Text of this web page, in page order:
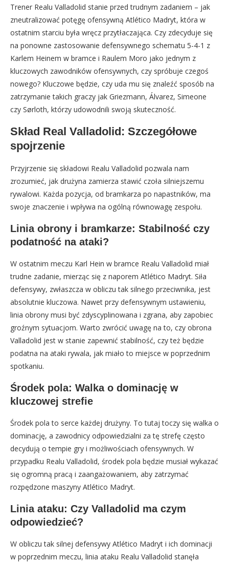
Trener Realu Valladolid stanie przed trudnym zadaniem – jak
zneutralizować potęgę ofensywną Atlético Madryt, która w
ostatnim starciu była wręcz przytłaczająca. Czy zdecyduje się
na ponowne zastosowanie defensywnego schematu 5-4-1 z
Karlem Heinem w bramce i Raulem Moro jako jednym z
kluczowych zawodników ofensywnych, czy spróbuje czegoś
nowego? Kluczowe będzie, czy uda mu się znaleźć sposób na
zatrzymanie takich graczy jak Griezmann, Álvarez, Simeone
czy Sørloth, którzy udowodnili swoją skuteczność.
Skład Real Valladolid: Szczegółowe
spojrzenie
Przyjrzenie się składowi Realu Valladolid pozwala nam
zrozumieć, jak drużyna zamierza stawić czoła silniejszemu
rywalowi. Każda pozycja, od bramkarza po napastników, ma
swoje znaczenie i wpływa na ogólną równowagę zespołu.
Linia obrony i bramkarze: Stabilność czy
podatność na ataki?
W ostatnim meczu Karl Hein w bramce Realu Valladolid miał
trudne zadanie, mierząc się z naporem Atlético Madryt. Siła
defensywy, zwłaszcza w obliczu tak silnego przeciwnika, jest
absolutnie kluczowa. Nawet przy defensywnym ustawieniu,
linia obrony musi być zdyscyplinowana i zgrana, aby zapobiec
groźnym sytuacjom. Warto zwrócić uwagę na to, czy obrona
Valladolid jest w stanie zapewnić stabilność, czy też będzie
podatna na ataki rywala, jak miało to miejsce w poprzednim
spotkaniu.
Środek pola: Walka o dominację w
kluczowej strefie
Środek pola to serce każdej drużyny. To tutaj toczy się walka o
dominację, a zawodnicy odpowiedzialni za tę strefę często
decydują o tempie gry i możliwościach ofensywnych. W
przypadku Realu Valladolid, środek pola będzie musiał wykazać
się ogromną pracą i zaangażowaniem, aby zatrzymać
rozpędzone maszyny Atlético Madryt.
Linia ataku: Czy Valladolid ma czym
odpowiedzieć?
W obliczu tak silnej defensywy Atlético Madryt i ich dominacji
w poprzednim meczu, linia ataku Realu Valladolid stanęła